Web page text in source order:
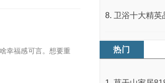
幸福感可言。想要重
卫浴十大精英
热门